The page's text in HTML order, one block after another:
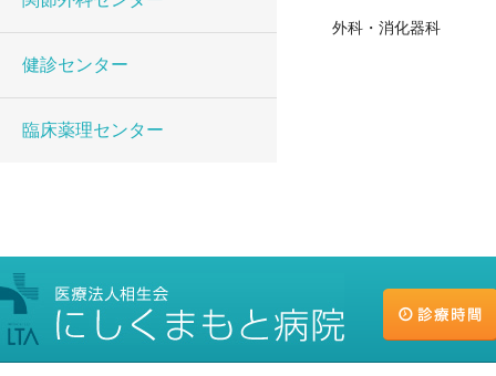
外科・消化器科
健診センター
臨床薬理センター